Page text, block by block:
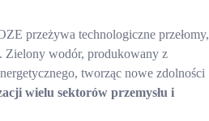
przeżywa technologiczne przełomy,
Zielony wodór, produkowany z
tworząc nowe zdolności
wielu sektorów przemysłu i